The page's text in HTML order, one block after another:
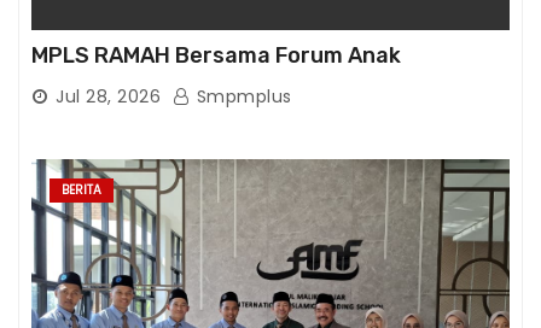
MPLS RAMAH Bersama Forum Anak
Jul 28, 2026 Smpmplus
BERITA